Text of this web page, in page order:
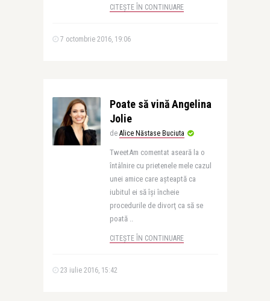
CITEȘTE ÎN CONTINUARE
7 octombrie 2016, 19:06
Poate să vină Angelina
Jolie
de Alice Năstase Buciuta
TweetAm comentat aseară la o
întâlnire cu prietenele mele cazul
unei amice care aşteaptă ca
iubitul ei să îşi încheie
procedurile de divorţ ca să se
poată ..
CITEȘTE ÎN CONTINUARE
23 iulie 2016, 15:42